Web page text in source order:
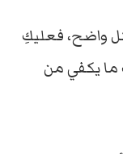
واضح، فعليكِ
ما يكفي من